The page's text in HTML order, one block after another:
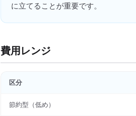
に立てることが重要です。
費用レンジ
区分
節約型（低め）